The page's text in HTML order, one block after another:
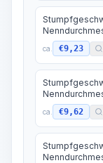
ca. €9,23
ca. €9,62